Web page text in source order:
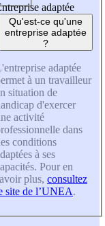
adaptée
Qu'est-ce qu'une
entreprise adaptée
?
adaptée
à un travailleur
situation de
d'exercer
activité
dans
conditions
à ses
Pour en
plus, consultez
site de l’UNEA.